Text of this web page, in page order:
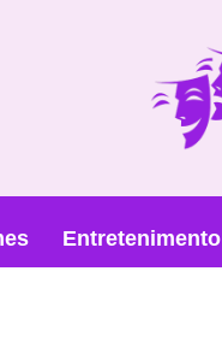
Entretenimento